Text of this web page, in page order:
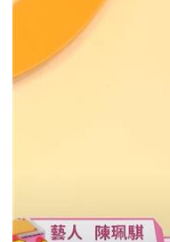
賓士S500擋浩劫！車主
台股暴跌誰最能扛 高
Q2獲利年增221% 愛
宏福苑大火調查出爐！
定投10年翻逾5倍 這
台灣彩券開獎直播中